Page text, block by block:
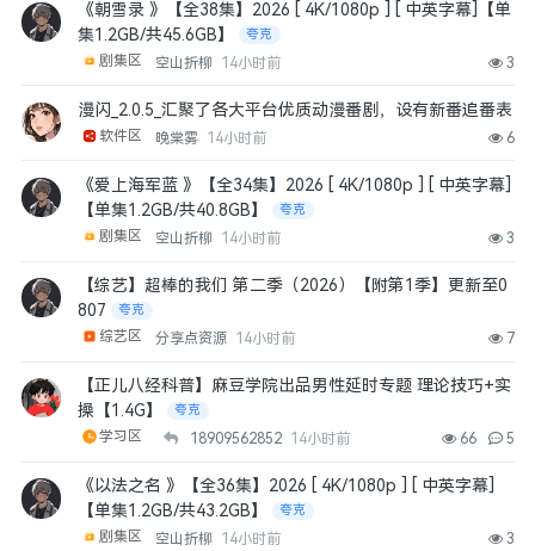
《朝雪录 》【全38集】2026 [ 4K/1080p ] [ 中英字幕]【单
集1.2GB/共45.6GB】
夸克
剧集区 空山折柳 14小时前 3
漫闪_2.0.5_汇聚了各大平台优质动漫番剧，设有新番追番表
软件区 晚棠雾 14小时前 6
《爱上海军蓝 》【全34集】2026 [ 4K/1080p ] [ 中英字幕]
【单集1.2GB/共40.8GB】
夸克
剧集区 空山折柳 14小时前 3
【综艺】超棒的我们 第二季（2026）【附第1季】更新至0
807
夸克
综艺区 分享点资源 14小时前 7
【正儿八经科普】麻豆学院出品男性延时专题 理论技巧+实
操【1.4G】
夸克
学习区 18909562852 14小时前 66 5
《以法之名 》【全36集】2026 [ 4K/1080p ] [ 中英字幕]
【单集1.2GB/共43.2GB】
夸克
剧集区 空山折柳 14小时前 3